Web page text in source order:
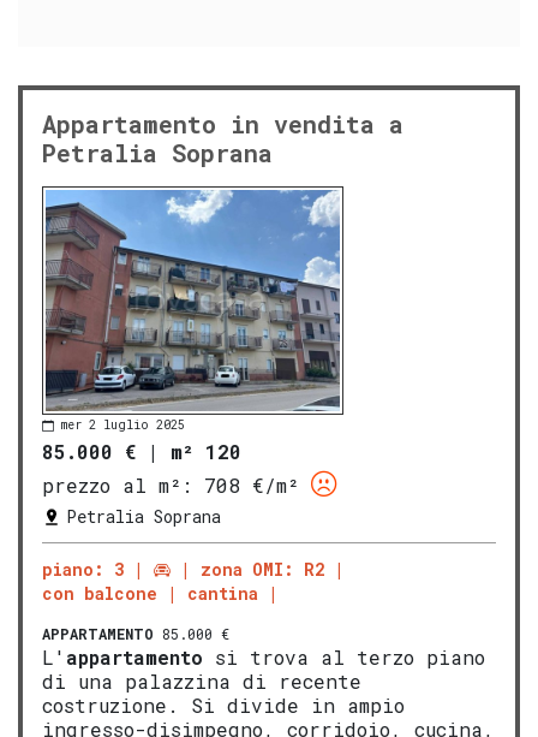
Appartamento in vendita a
Petralia Soprana
mer 2 luglio 2025
85.000 € | m² 120
prezzo al m²:
708 €/m²
Petralia Soprana
piano: 3
zona OMI: R2
con balcone
cantina
APPARTAMENTO 85.000 €
L' appartamento si trova al terzo piano
di una palazzina di recente
costruzione. Si divide in ampio
ingresso-disimpegno, corridoio, cucina,